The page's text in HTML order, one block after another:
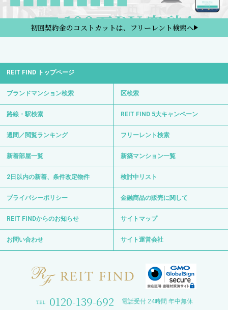
初回契約金のコストカットは、フリーレント検索へ
REIT FIND トップページ
ブランドマンション検索 区検索
路線・駅検索 REIT FIND 5大キャンペーン
週間／閲覧ランキング フリーレント検索
新着部屋一覧 新築マンション一覧
2日以内の新着、条件改定物件 検討中リスト
プライバシーポリシー 金融商品の販売に関して
REIT FINDからのお知らせ サイトマップ
お問い合わせ サイト運営会社
0120-139-692 電話受付 24時間 年中無休